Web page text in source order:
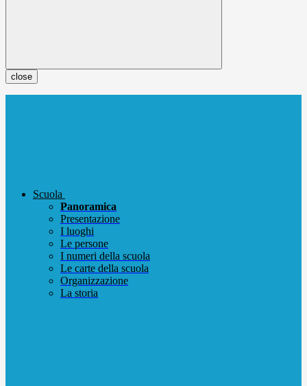
close
Scuola
Panoramica
Presentazione
I luoghi
Le persone
I numeri della scuola
Le carte della scuola
Organizzazione
La storia